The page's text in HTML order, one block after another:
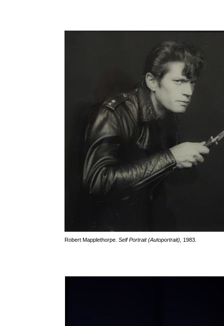
Robert Mapplethorpe. Self Portrait (Autoportrait), 1983.